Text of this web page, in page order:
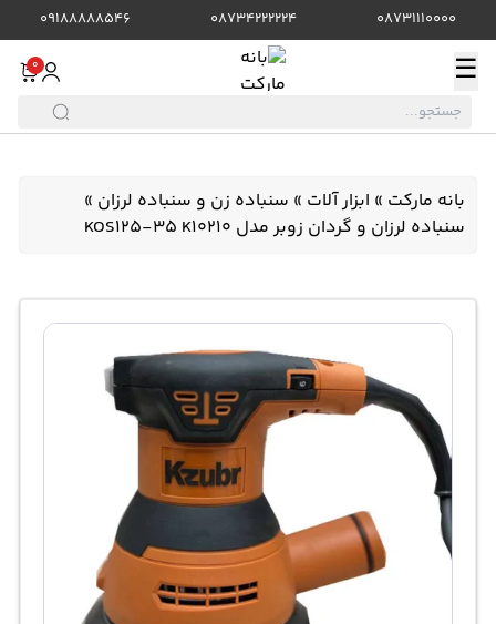
08731110000
08734222224
09188888546
☰
0
بانه مارکت » ابزار آلات » سنباده زن و سنباده لرزان »
سنباده لرزان و گردان زوبر مدل KOS125-35 K10210